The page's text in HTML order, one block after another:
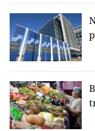
한국어